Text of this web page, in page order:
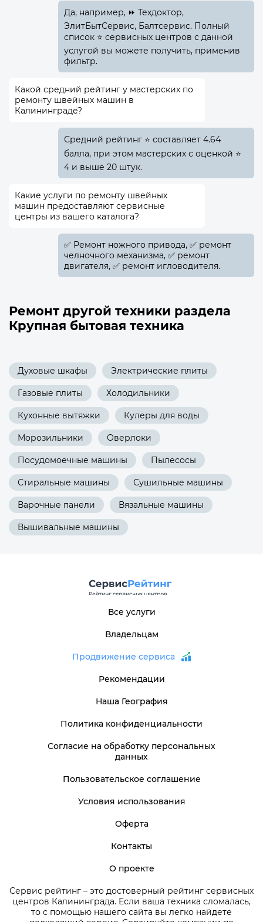
Да, например, ⏩ Техдоктор,
ЭлитБытСервис, Балтсервис. Полный
список ⭐ сервисных центров с данной
услугой вы можете получить, применив
фильтр.
Какой средний рейтинг у мастерских по
ремонту швейных машин в
Калининграде?
Средний рейтинг ⭐ составляет 4.64
балла, при этом мастерских с оценкой ⭐
4 и выше 20 штук.
Какие услуги по ремонту швейных
машин предоставляют сервисные
центры из вашего каталога?
✅️ Ремонт ножного привода, ✅️ ремонт
челночного механизма, ✅️ ремонт
двигателя, ✅️ ремонт игловодителя.
Ремонт другой техники раздела
Крупная бытовая техника
Духовые шкафы Электрические плиты
Газовые плиты Холодильники
Кухонные вытяжки Кулеры для воды
Морозильники Оверлоки
Посудомоечные машины Пылесосы
Стиральные машины Сушильные машины
Варочные панели Вязальные машины
Вышивальные машины
Сервис рейтинг – это достоверный рейтинг сервисных
центров Калининграда. Если ваша техника сломалась,
то с помощью нашего сайта вы легко найдете
Все услуги
Владельцам
Продвижение сервиса
Рекомендации
Наша География
Политика конфиденциальности
Согласие на обработку персональных
данных
Пользовательское соглашение
Условия использования
Оферта
Контакты
О проекте